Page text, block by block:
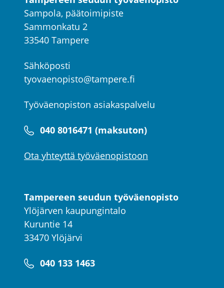
Sampola, päätoimipiste
Sammonkatu 2
33540 Tampere
Sähköposti
tyovaenopisto@tampere.fi
Työväenopiston asiakaspalvelu
040 8016471 (maksuton)
Ota yhteyttä työväenopistoon
Tampereen seudun työväenopisto
Ylöjärven kaupungintalo
Kuruntie 14
33470 Ylöjärvi
040 133 1463